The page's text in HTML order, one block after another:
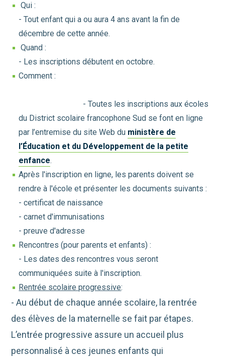
Qui :
- Tout enfant qui a ou aura 4 ans avant la fin de
décembre de cette année.
Quand :
- Les inscriptions débutent en octobre.
Comment :
- Toutes les inscriptions aux écoles
du District scolaire francophone Sud se font en ligne
par l’entremise du site Web du ministère de
l’Éducation et du Développement de la petite
enfance.
Après l'inscription en ligne, les parents doivent se
rendre à l'école et présenter les documents suivants :
- certificat de naissance
- carnet d'immunisations
- preuve d'adresse
Rencontres (pour parents et enfants) :
- Les dates des rencontres vous seront
communiquées suite à l'inscription.
Rentrée scolaire progressive:
- Au début de chaque année scolaire, la rentrée
des élèves de la maternelle se fait par étapes.
L’entrée progressive assure un accueil plus
personnalisé à ces jeunes enfants qui